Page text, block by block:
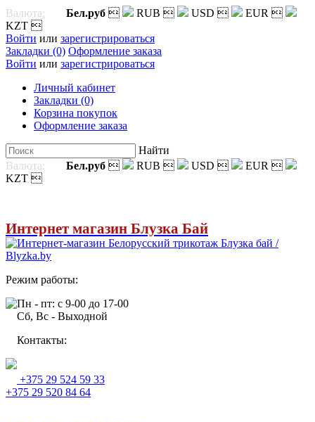
Валюта: Бел.руб  RUB  USD  EUR 
KZT 
Войти или зарегистрироваться
Закладки (0) Оформление заказа
Войти или зарегистрироваться
Личный кабинет
Закладки (0)
Корзина покупок
Оформление заказа
Найти
Валюта:
Бел.руб  RUB  USD  EUR 
KZT 
Интернет магазин Блузка Бай
Режим работы:
Пн - пт: с 9-00 до 17-00
Сб, Вс - Выходной
Контакты:
+375 29 524 59 33
+375 29 520 84 64